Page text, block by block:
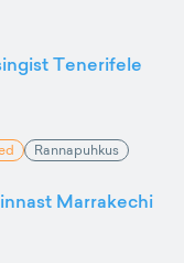
Tenerifele
Rannapuhkus
Marrakechi